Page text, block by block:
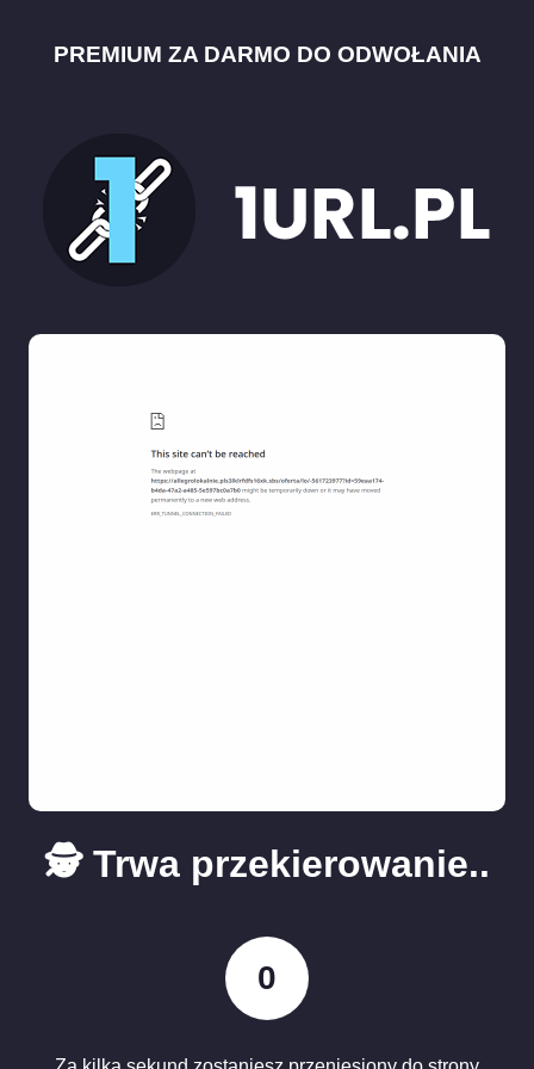
PREMIUM ZA DARMO DO ODWOŁANIA
🕵️ Trwa przekierowanie..
0